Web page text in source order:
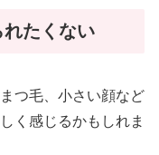
たくない
つ毛、小さい顔など
く感じるかもしれま